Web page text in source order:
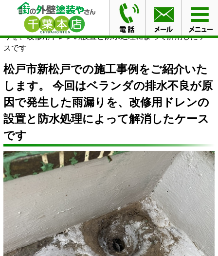
HOME ブログ
松戸市新松戸での施工事例をご紹介いた
します。 今回はベランダの排水不良が原因で発生した雨漏
りを、改修用ドレンの設置と防水処理によって解消したケー
スです
松戸市新松戸での施工事例をご紹介いた
します。 今回はベランダの排水不良が原
因で発生した雨漏りを、改修用ドレンの
設置と防水処理によって解消したケース
です